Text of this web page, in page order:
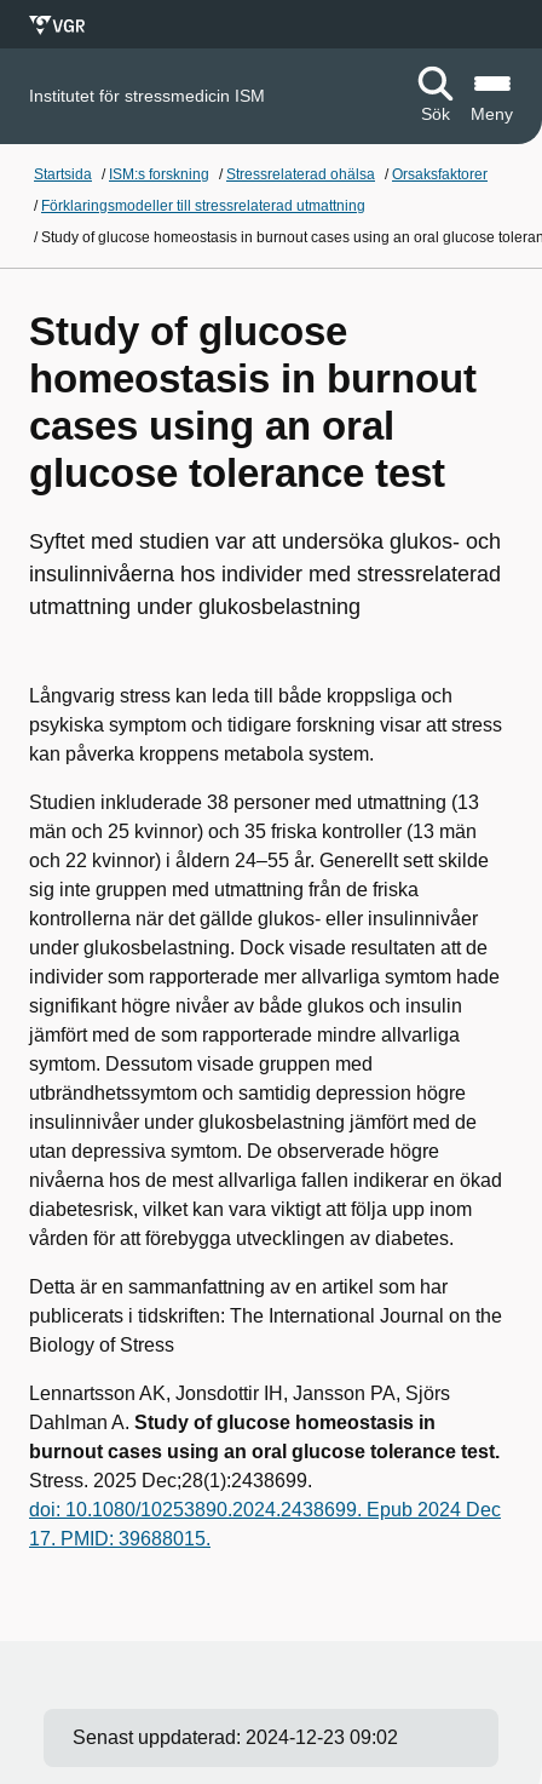
Institutet för stressmedicin ISM
Sök
Meny
Startsida / ISM:s forskning /Stressrelaterad ohälsa /Orsaksfaktorer
/ Förklaringsmodeller till stressrelaterad utmattning
/Study of glucose homeostasis in burnout cases using an oral glucose
Study of glucose
homeostasis in burnout
cases using an oral
glucose tolerance test
Syftet med studien var att undersöka glukos- och
insulinnivåerna hos individer med stressrelaterad
utmattning under glukosbelastning
Långvarig stress kan leda till både kroppsliga och
psykiska symptom och tidigare forskning visar att stress
kan påverka kroppens metabola system.
Studien inkluderade 38 personer med utmattning (13
män och 25 kvinnor) och 35 friska kontroller (13 män
och 22 kvinnor) i åldern 24–55 år. Generellt sett skilde
sig inte gruppen med utmattning från de friska
kontrollerna när det gällde glukos- eller insulinnivåer
under glukosbelastning. Dock visade resultaten att de
individer som rapporterade mer allvarliga symtom hade
signifikant högre nivåer av både glukos och insulin
jämfört med de som rapporterade mindre allvarliga
symtom. Dessutom visade gruppen med
utbrändhetssymtom och samtidig depression högre
insulinnivåer under glukosbelastning jämfört med de
utan depressiva symtom. De observerade högre
nivåerna hos de mest allvarliga fallen indikerar en ökad
diabetesrisk, vilket kan vara viktigt att följa upp inom
vården för att förebygga utvecklingen av diabetes.
Detta är en sammanfattning av en artikel som har
publicerats i tidskriften: The International Journal on the
Biology of Stress
Lennartsson AK, Jonsdottir IH, Jansson PA, Sjörs
Dahlman A. Study of glucose homeostasis in
burnout cases using an oral glucose tolerance test.
Stress. 2025 Dec;28(1):2438699.
doi: 10.1080/10253890.2024.2438699. Epub 2024 Dec
17. PMID: 39688015.
Senast uppdaterad: 2024-12-23 09:02